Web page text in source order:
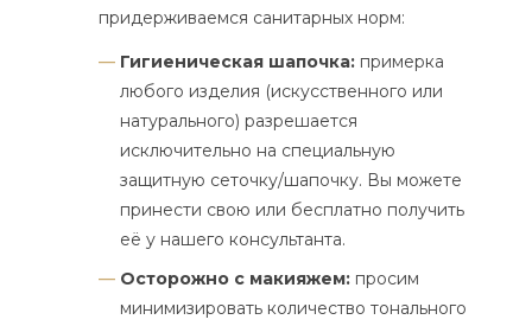
придерживаемся санитарных норм:
Гигиеническая шапочка: примерка
любого изделия (искусственного или
натурального) разрешается
исключительно на специальную
защитную сеточку/шапочку. Вы можете
принести свою или бесплатно получить
её у нашего консультанта.
Осторожно с макияжем: просим
минимизировать количество тонального